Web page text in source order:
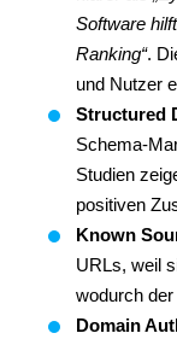
Software
Ranking“.
und Nutzer
Structured
Schema-
Studien
positiven
Known
URLs, weil
wodurch
Domain